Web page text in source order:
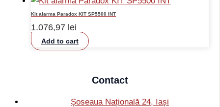
Kit alarma Paradox KIT SP5500 INT
1.076,97 lei
Add to cart
Contact
Șoseaua Națională 24, Iași